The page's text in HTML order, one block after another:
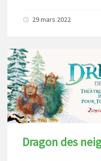
29 mars 2022
Dragon des